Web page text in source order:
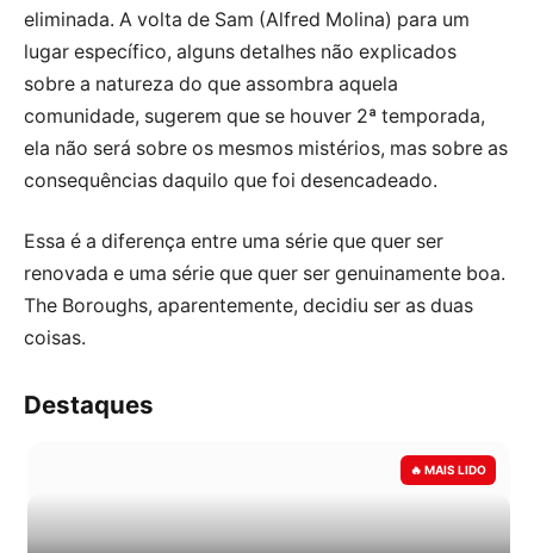
eliminada. A volta de Sam (Alfred Molina) para um
lugar específico, alguns detalhes não explicados
sobre a natureza do que assombra aquela
comunidade, sugerem que se houver 2ª temporada,
ela não será sobre os mesmos mistérios, mas sobre as
consequências daquilo que foi desencadeado.
Essa é a diferença entre uma série que quer ser
renovada e uma série que quer ser genuinamente boa.
The Boroughs, aparentemente, decidiu ser as duas
coisas.
Destaques